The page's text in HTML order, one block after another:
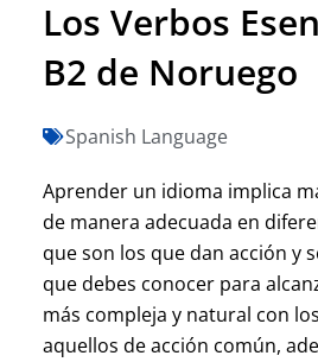
Los Verbos
B2 de Noruego
Spanish Language
Aprender un idioma implica
de manera adecuada en
que son los que dan acción y
que debes conocer para
más compleja y natural con
aquellos de acción común,